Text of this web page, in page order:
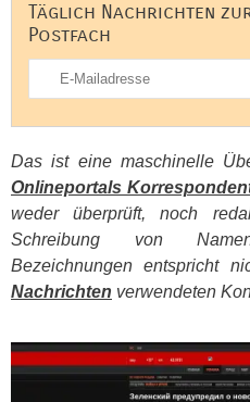
Täglich Nachrichten
Postfach
Das ist eine maschinelle
Onlineportals
weder überprüft, noch
Schreibung von
Bezeichnungen entspricht
Nachrichten verwendeten